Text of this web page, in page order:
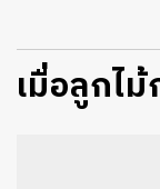
เมื่อลูกไ